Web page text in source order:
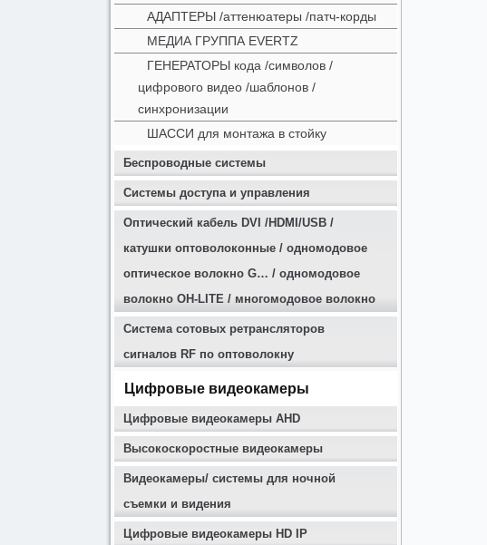
АДАПТЕРЫ /аттенюатеры /патч-корды
МЕДИА ГРУППА EVERTZ
ГЕНЕРАТОРЫ кода /символов /
цифрового видео /шаблонов /
синхронизации
ШАССИ для монтажа в стойку
Беспроводные системы
Системы доступа и управления
Оптичеcкий кабель DVI /HDMI/USB /
катушки оптоволоконные / одномодовое
оптическое волокно G… / одномодовое
волокно OH-LITE / многомодовое волокно
Система сотовых ретрансляторов
сигналов RF по оптоволокну
Цифровые видеокамеры
Цифровые видеокамеры AHD
Высокоскоростные видеокамеры
Видеокамеры/ системы для ночной
съемки и видения
Цифровые видеокамеры HD IP